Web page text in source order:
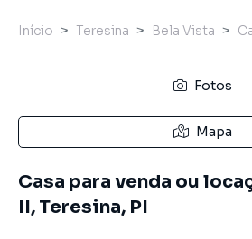
Início Teresina Bela Vista
Fotos
Mapa
Casa para venda ou
II, Teresina, PI